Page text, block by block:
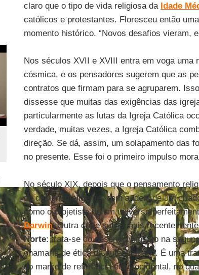
claro que o tipo de vida religiosa da Idade
católicos e protestantes. Floresceu então
momento histórico. “Novos desafios vieram,
Nos séculos XVII e XVIII entra em voga uma
cósmica, e os pensadores sugerem que as
contratos que firmam para se agruparem.
dissesse que muitas das exigências das
particularmente as lutas da Igreja Católica
verdade, muitas vezes, a Igreja Católica
direção. Se dá, assim, um solapamento das
no presente. Esse foi o primeiro impulso
No século XIX, depois que o pensamento
do design inteligente, com a ideia de um
como o projetista de um universo
Darwin. Outra crise surge mais
Norte: trata-se do desenvolvimento na
chamaria de ética da autenticidade. É uma
do marco de referência ético ocidental, no